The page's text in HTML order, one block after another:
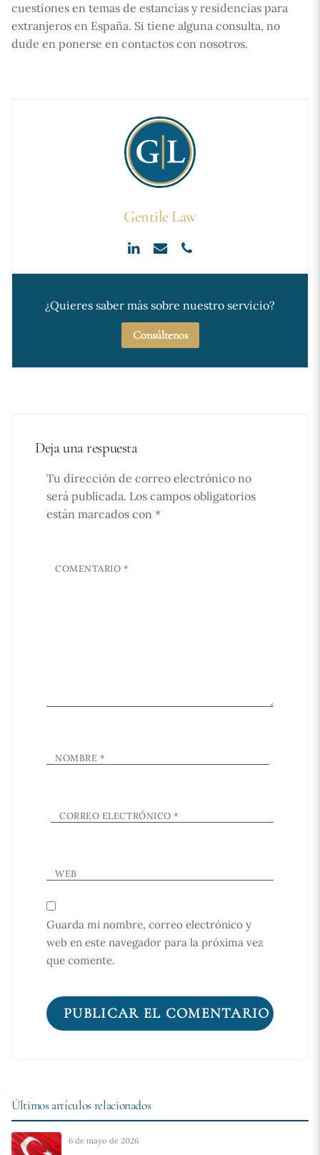
cuestiones en temas de estancias y residencias para
extranjeros en España. Si tiene alguna consulta, no
dude en ponerse en contactos con nosotros.
Gentile Law
¿Quieres saber más sobre nuestro servicio?
Consúltenos
Deja una respuesta
Tu dirección de correo electrónico no
será publicada. Los campos obligatorios
están marcados con *
COMENTARIO *
NOMBRE *
CORREO ELECTRÓNICO*
WEB
Guarda mi nombre, correo electrónico y
web en este navegador para la próxima vez
que comente.
Últimos artículos relacionados
6 de mayo de 2026